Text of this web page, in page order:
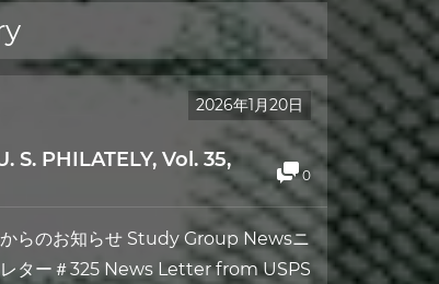
2026年1月20日
S. PHILATELY, Vol. 35,
0
らのお知らせ Study Group Newsニ
ター＃325 News Letter from USPS